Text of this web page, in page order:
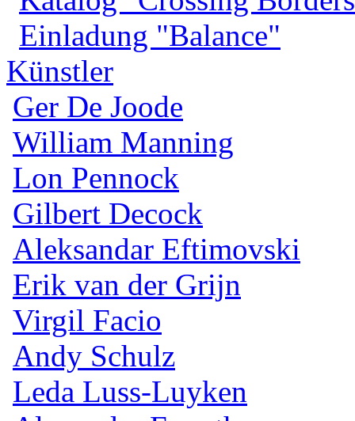
Einladung "Balance"
Künstler
Ger De Joode
William Manning
Lon Pennock
Gilbert Decock
Aleksandar Eftimovski
Erik van der Grijn
Virgil Facio
Andy Schulz
Leda Luss-Luyken